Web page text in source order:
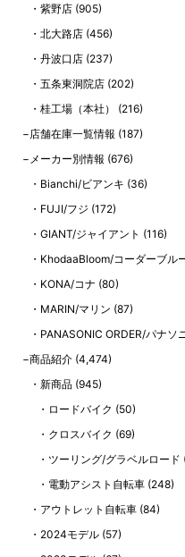
紫野店 (905)
北大路店 (456)
丹波口店 (237)
五条東洞院店 (202)
桂工場（本社）
(216)
店舗在庫一覧情報 (187)
メーカー別情報 (676)
Bianchi/ビアンキ (36)
FUJI/フジ (172)
GIANT/ジャイアント (116)
KhodaaBloom/コーダーブル
KONA/コナ (80)
MARIN/マリン (87)
PANASONIC ORDER/パナソ
商品紹介 (4,474)
新商品 (945)
ロードバイク (50)
クロスバイク (69)
ツーリング/グラベルロード
電動アシスト自転車(248)
アウトレット自転車 (84)
2024モデル (57)